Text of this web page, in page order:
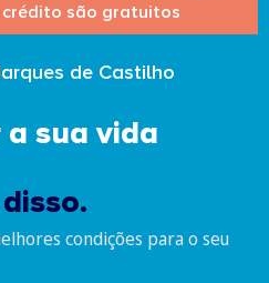
crédito são gratuitos
de Castilho
sua vida
condições para o seu